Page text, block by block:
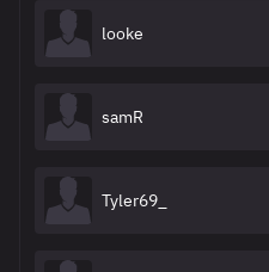
looke
samR
Tyler69_